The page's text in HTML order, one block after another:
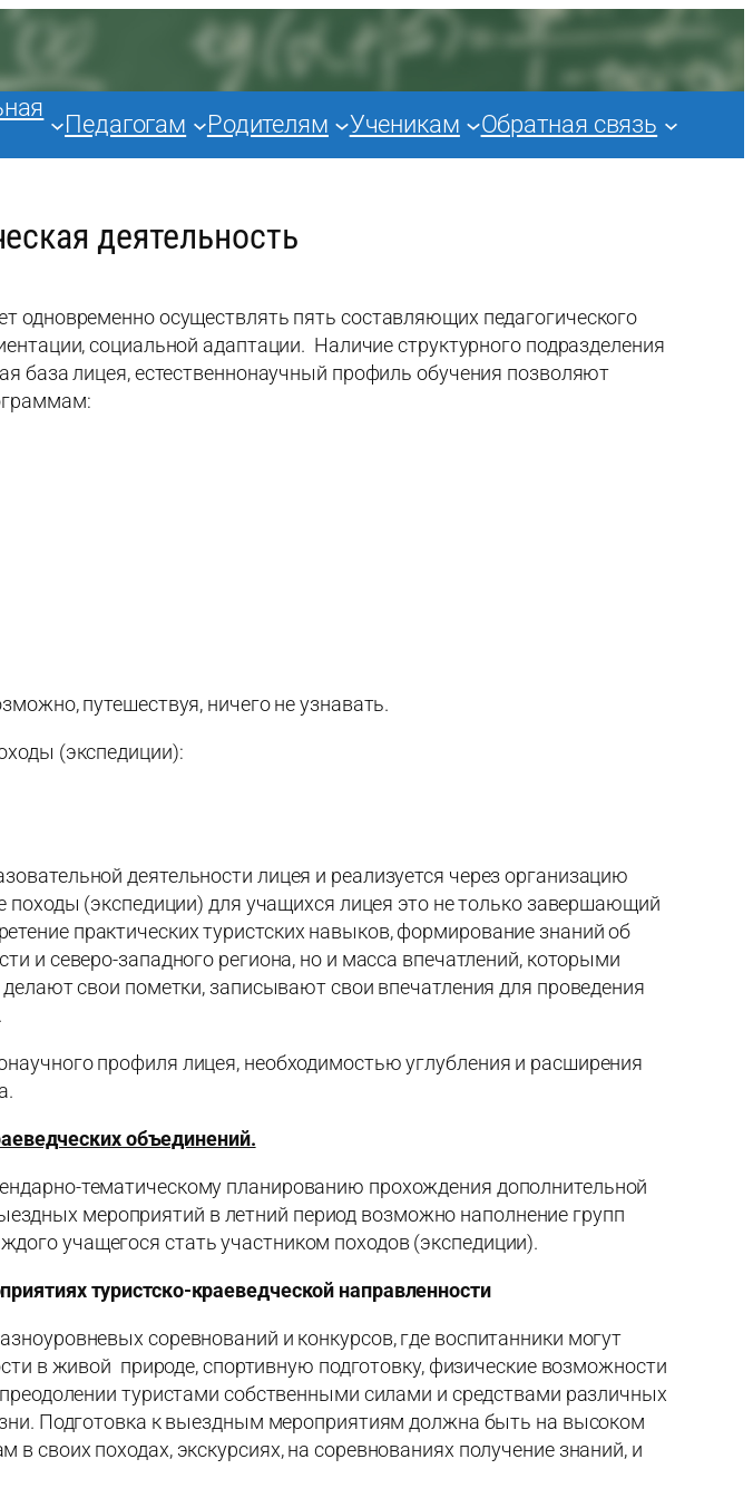
Педагогам Родителям Ученикам Обратная связь
деятельность
одновременно осуществлять пять составляющих педагогического
социальной адаптации. Наличие структурного подразделения
база лицея, естественнонаучный профиль обучения позволяют
путешествуя, ничего не узнавать.
(экспедиции):
деятельности лицея и реализуется через организацию
походы (экспедиции) для учащихся лицея это не только завершающий
практических туристских навыков, формирование знаний об
и северо-западного региона, но и масса впечатлений, которыми
свои пометки, записывают свои впечатления для проведения
профиля лицея, необходимостью углубления и расширения
объединений.
тематическому планированию прохождения дополнительной
мероприятий в летний период возможно наполнение групп
учащегося стать участником походов (экспедиции).
туристско-краеведческой направленности
соревнований и конкурсов, где воспитанники могут
в живой природе, спортивную подготовку, физические возможности
туристами собственными силами и средствами различных
Подготовка к выездным мероприятиям должна быть на высоком
своих походах, экскурсиях, на соревнованиях получение знаний, и